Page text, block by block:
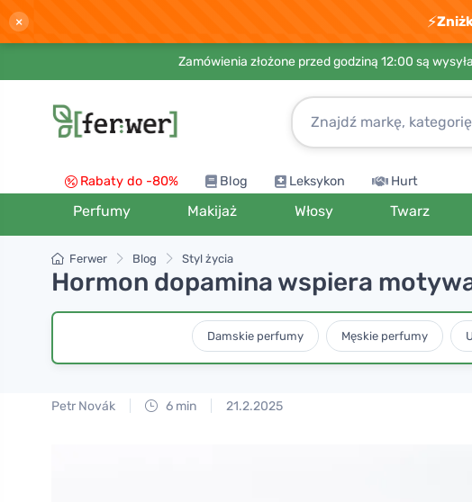
× ⚡
Zamówienia złożone przed godziną 12:00 są
Rabaty do -80% Blog Leksykon Hurt
Perfumy Makijaż Włosy Twarz
Ferwer Blog Styl życia
Hormon dopamina wspiera
Damskie perfumy Męskie perfumy
Petr Novák 6 min 21.2.2025